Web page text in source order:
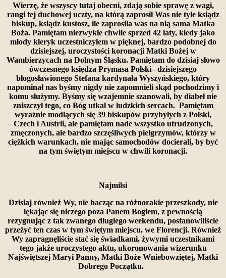
Wierzę, że wszyscy tutaj obecni, zdają sobie sprawę z wagi,
rangi tej duchowej uczty, na którą zaprosił Was nie tyle ksiądz
biskup, ksiądz kustosz, ile zaprosiła was na nią sama Matka
Boża. Pamiętam niezwykłe chwile sprzed 42 laty, kiedy jako
młody kleryk uczestniczyłem w pięknej, bardzo podobnej do
dzisiejszej, uroczystości koronacji Matki Bożej w
Wambierzycach na Dolnym Śląsku. Pamiętam do dzisiaj słowo
ówczesnego księdza Prymasa Polski– dzisiejszego
błogosławionego Stefana kardynała Wyszyńskiego, który
napominał nas byśmy nigdy nie zapomnieli skąd pochodzimy i
komu służymy. Byśmy się wzajemnie szanowali, by diabeł nie
zniszczył tego, co Bóg utkał w ludzkich sercach. Pamiętam
wyraźnie modlących się 39 biskupów przybyłych z Polski,
Czech i Austrii, ale pamiętam nade wszystko utrudzonych,
zmęczonych, ale bardzo szczęśliwych pielgrzymów, którzy w
ciężkich warunkach, nie mając samochodów docierali, by być
na tym świętym miejscu w chwili koronacji.
Najmilsi
Dzisiaj również Wy, nie bacząc na różnorakie przeszkody, nie
lękając się niczego poza Panem Bogiem, z pewnością
rezygnując z tak zwanego długiego weekendu, postanowiliście
przeżyć ten czas w tym świętym miejscu, we Florencji. Również
Wy zapragnęliście stać się świadkami, żywymi uczestnikami
tego jakże uroczystego aktu, ukoronowania wizerunku
Najświętszej Maryi Panny, Matki Boże Wniebowziętej, Matki
Dobrego Początku.